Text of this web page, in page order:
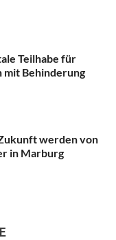
Teilhabe für
mit Behinderung
werden von
in Marburg